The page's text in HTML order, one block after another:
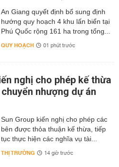
An Giang quyết định bổ sung định
hướng quy hoạch 4 khu lấn biển tại
Phú Quốc rộng 161 ha trong tổng...
QUY HOẠCH 01 phút trước
nghị cho phép kế thừa
nhượng dự án
Sun Group kiến nghị cho phép các
bên được thỏa thuận kế thừa, tiếp
tục thực hiện các nghĩa vụ tài...
THỊ TRƯỜNG 14 giờ trước